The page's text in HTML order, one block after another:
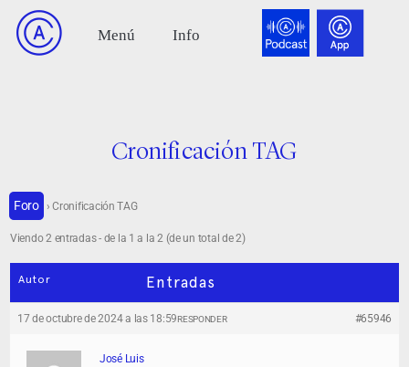
Cronificación TAG
Foro › Cronificación TAG
Viendo 2 entradas - de la 1 a la 2 (de un total de 2)
Autor Entradas
17 de octubre de 2024 a las 18:59 #65946
RESPONDER
José Luis